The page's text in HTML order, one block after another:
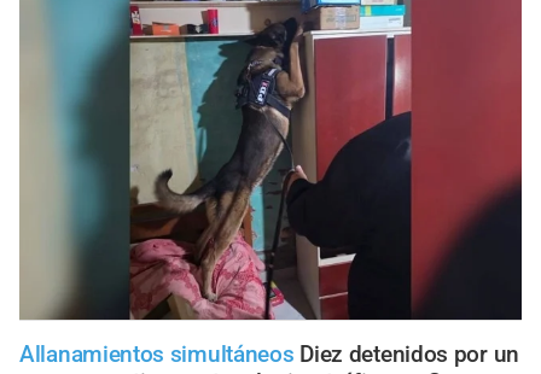
Allanamientos simultáneos Diez detenidos por un